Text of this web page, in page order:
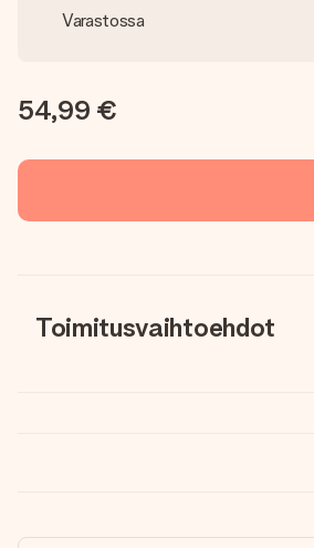
Varastossa
54,99 €
Toimitusvaihtoehdot